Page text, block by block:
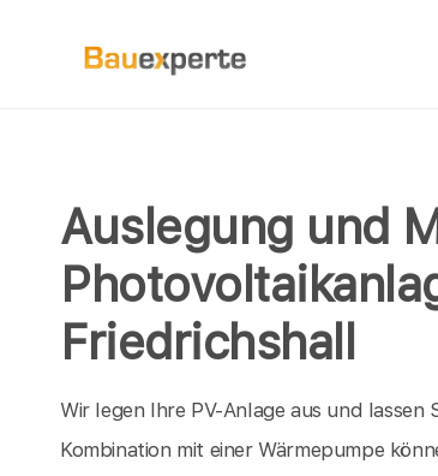
Auslegung und
Friedrichshall
Wir legen Ihre PV-Anlage aus und
Kombination mit einer Wärmepumpe